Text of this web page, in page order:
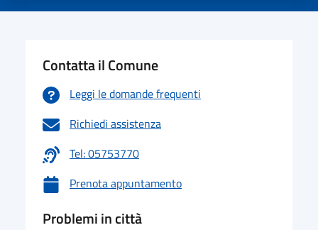
Contatta il Comune
Leggi le domande frequenti
Richiedi assistenza
Tel: 05753770
Prenota appuntamento
Problemi in città